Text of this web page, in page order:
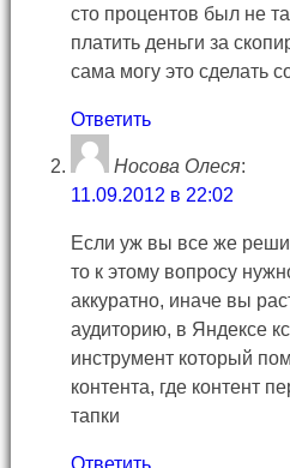
сто процентов был не
платить деньги за
сама могу это сделать
Ответить
Носова Олеся:
11.09.2012 в 22:02
Если уж вы все же
то к этому вопросу
аккуратно, иначе вы
аудиторию, в Яндексе
инструмент который
контента, где контент
тапки